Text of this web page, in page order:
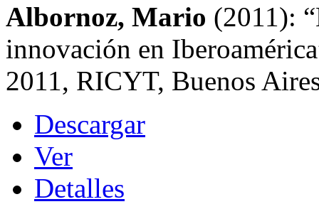
Albornoz, Mario (2011):
innovación en
2011, RICYT, Buenos
Descargar
Ver
Detalles